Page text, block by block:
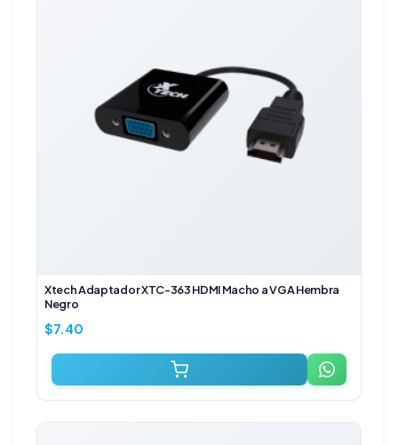
Xtech Adaptador XTC-363 HDMI Macho a VGA Hembra
Negro
$7.40